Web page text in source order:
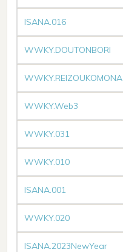
ISANA.016
WWKY.DOUTONBORI
WWKY.REIZOUKOMONA
WWKY.Web3
WWKY.031
WWKY.010
ISANA.001
WWKY.020
ISANA.2023NewYear